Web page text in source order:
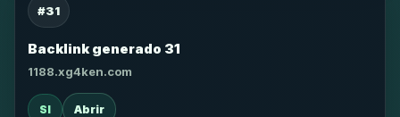
#31
Backlink generado 31
1188.xg4ken.com
SI Abrir